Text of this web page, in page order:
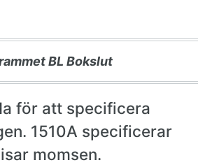
BL Bokslut
för att specificera
1510A specificerar
momsen.